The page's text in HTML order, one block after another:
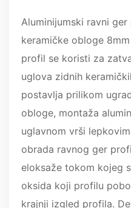
Aluminijumski ravni
keramičke obloge
profil se koristi za
uglova zidnih
postavlja prilikom
obloge, montaža
uglavnom vrši
obrada ravnog ger
eloksaže tokom kojeg
oksida koji profilu
krajnji izgled profila.